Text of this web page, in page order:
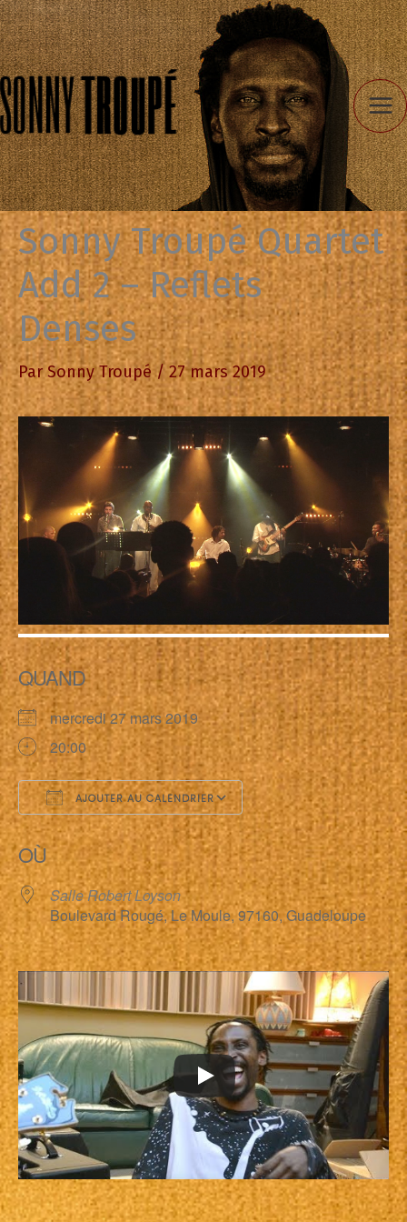
Aller
au
contenu
Sonny Troupé Quartet
Add 2 – Reflets
Denses
ParSonny Troupé/ 27 mars 2019
QUAND
mercredi 27 mars 2019
20:00
AJOUTER AU CALENDRIER
Télécharger ICS Calendrier Google
OÙ
Salle Robert Loyson
Boulevard Rougé, Le Moule, 97160, Guadeloupe